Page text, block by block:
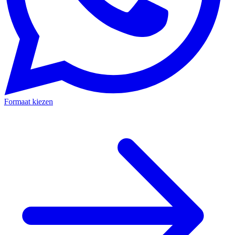
Formaat kiezen